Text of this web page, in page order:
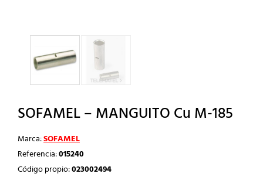
SOFAMEL – MANGUITO Cu M-185
Marca:SOFAMEL
Referencia:015240
Código propio:023002494